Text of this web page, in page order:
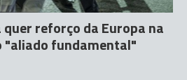
reforço da Europa na
"aliado fundamental"